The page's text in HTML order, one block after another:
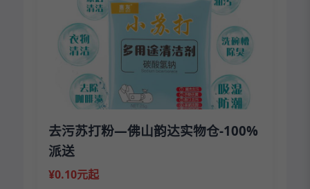
去污苏打粉—佛山韵达实物仓-100%
派送
¥0.10元起